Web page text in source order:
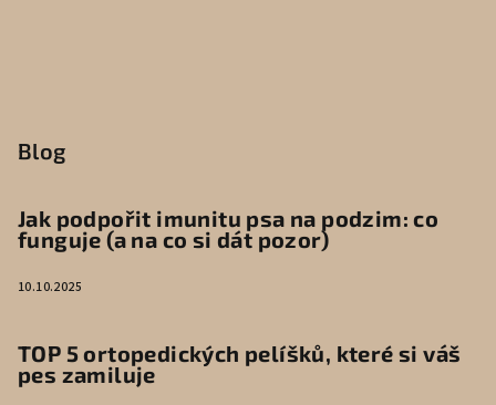
Blog
Jak podpořit imunitu psa na podzim: co
funguje (a na co si dát pozor)
10.10.2025
TOP 5 ortopedických pelíšků, které si váš
pes zamiluje